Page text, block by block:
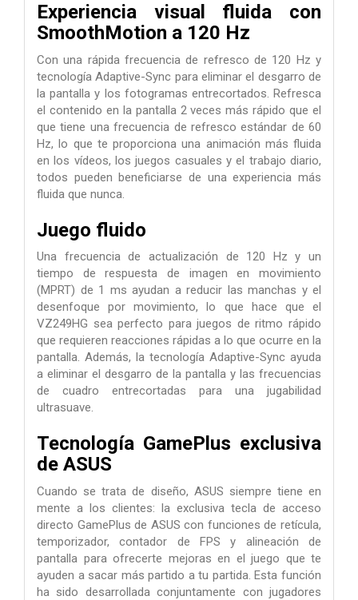
Experiencia visual fluida con
SmoothMotion a 120 Hz
Con una rápida frecuencia de refresco de 120 Hz y
tecnología Adaptive-Sync para eliminar el desgarro de
la pantalla y los fotogramas entrecortados. Refresca
el contenido en la pantalla 2 veces más rápido que el
que tiene una frecuencia de refresco estándar de 60
Hz, lo que te proporciona una animación más fluida
en los vídeos, los juegos casuales y el trabajo diario,
todos pueden beneficiarse de una experiencia más
fluida que nunca.
Juego fluido
Una frecuencia de actualización de 120 Hz y un
tiempo de respuesta de imagen en movimiento
(MPRT) de 1 ms ayudan a reducir las manchas y el
desenfoque por movimiento, lo que hace que el
VZ249HG sea perfecto para juegos de ritmo rápido
que requieren reacciones rápidas a lo que ocurre en la
pantalla. Además, la tecnología Adaptive-Sync ayuda
a eliminar el desgarro de la pantalla y las frecuencias
de cuadro entrecortadas para una jugabilidad
ultrasuave.
Tecnología GamePlus exclusiva
de ASUS
Cuando se trata de diseño, ASUS siempre tiene en
mente a los clientes: la exclusiva tecla de acceso
directo GamePlus de ASUS con funciones de retícula,
temporizador, contador de FPS y alineación de
pantalla para ofrecerte mejoras en el juego que te
ayuden a sacar más partido a tu partida. Esta función
ha sido desarrollada conjuntamente con jugadores